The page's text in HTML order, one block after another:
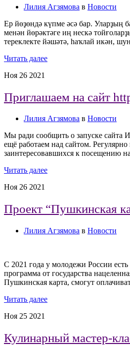
Лилия Агзямова в Новости
Ер йөҙөндә күпме әсә бар. Уларҙың
менән йөрәктәге иң нескә
тереклекте йәшәтә, һаҡлай икән,
Читать далее
Ноя 26 2021
Приглашаем на сайт
Лилия Агзямова в Новости
Мы ради сообщить о запуске сайта
ещё работаем над сайтом.
заинтересовавшихся к посещению
Читать далее
Ноя 26 2021
Проект “Пушкинская
Лилия Агзямова в Новости
С 2021 года у молодежи России
программа от государства
Пушкинская карта, смогут
Читать далее
Ноя 25 2021
Кулинарный мастер-